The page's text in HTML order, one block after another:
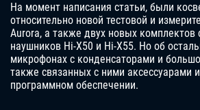
На момент написания статьи, были
относительно новой тестовой и
Aurora, а также двух новых комплектов
наушников Hi-X50 и Hi-X55. Но об
микрофонах с конденсаторами и
также связанных с ними аксессуарами
программном обеспечении.